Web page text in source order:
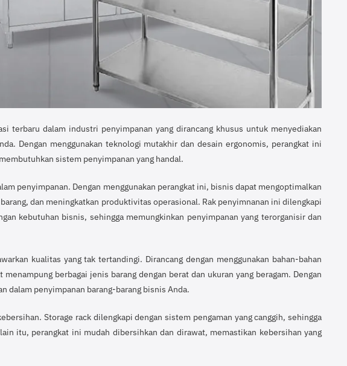
terbaru dalam industri penyimpanan yang dirancang khusus untuk menyediakan
Dengan menggunakan teknologi mutakhir dan desain ergonomis, perangkat ini
sistem penyimpanan yang handal.
penyimpanan. Dengan menggunakan perangkat ini, bisnis dapat mengoptimalkan
dan meningkatkan produktivitas operasional. Rak penyimnanan ini dilengkapi
kebutuhan bisnis, sehingga memungkinkan penyimpanan yang terorganisir dan
kualitas yang tak tertandingi. Dirancang dengan menggunakan bahan-bahan
berbagai jenis barang dengan berat dan ukuran yang beragam. Dengan
dalam penyimpanan barang-barang bisnis Anda.
Storage rack dilengkapi dengan sistem pengaman yang canggih, sehingga
itu, perangkat ini mudah dibersihkan dan dirawat, memastikan kebersihan yang